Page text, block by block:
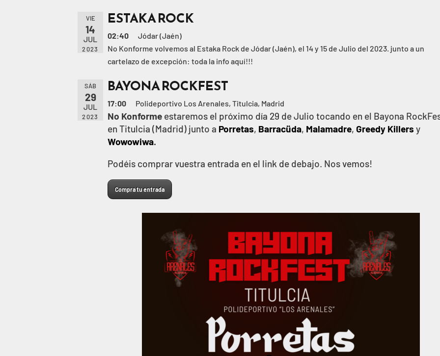
VIE
14
JUL
2023
ESTAKA ROCK
02:40
Jódar (Jaén)
No Konforme volvemos al Estaka Rock de Jódar (Jaén), el 14 y 15 de Julio del 2023. junto a un
cartelazo de excepción: toda la info aquí!!!
SÁB
29
JUL
2023
BAYONA ROCKFEST
17:00 Polideportivo Los Arenales, Titulcia, Madrid
No Konforme estaremos el próximo día 29 de Julio tocando en el Bayona
en Titulcia (Madrid) junto a Porretas, Barracüda, Malamadre, Greedy Killers y
Wowowiwa.
Podéis comprar vuestra entrada en el link de debajo. Nos vemos!
Compra tu entrada